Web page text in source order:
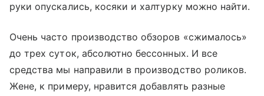
руки опускались, косяки и халтурку можно найти.
Очень часто производство обзоров «сжималось»
до трех суток, абсолютно бессонных. И все
средства мы направили в производство роликов.
Жене, к примеру, нравится добавлять разные